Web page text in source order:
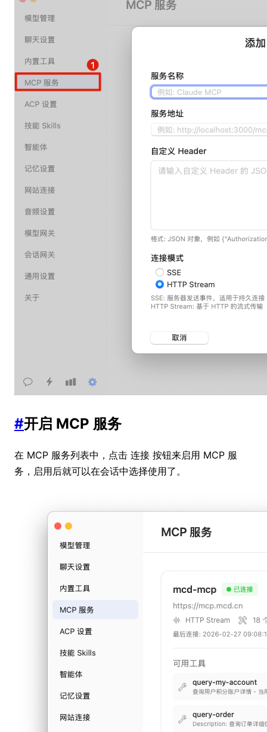
#开启 MCP 服务
在 MCP 服务列表中，点击 连接 按钮来启用 MCP 服
务，启用后就可以在会话中选择使用了。